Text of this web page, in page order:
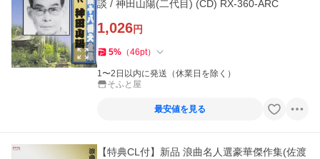
談 / 神田山陽(二代目) (CD) RX-360-ARC
1,026円
5% （46pt）
1〜2日以内に発送（休業日を除く）
そふと屋
最安値を見る
【特典CL付】新品 浪曲名人選豪華傑作集(佐渡